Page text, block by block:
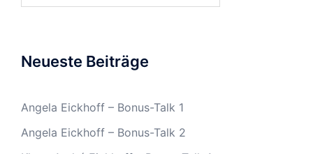
Neueste Beiträge
Angela Eickhoff – Bonus-Talk 1
Angela Eickhoff – Bonus-Talk 2